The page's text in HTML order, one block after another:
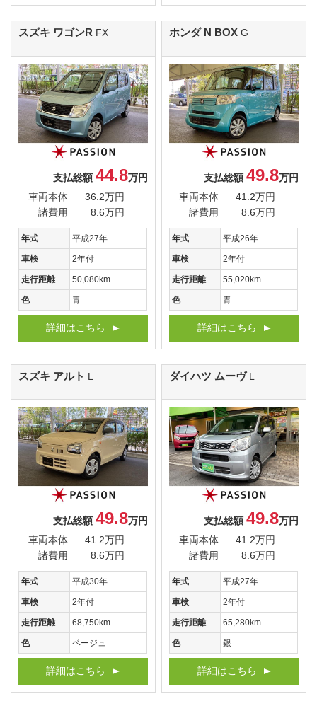
スズキ ワゴンR FX
支払総額 44.8万円
車両本体
36.2万円
諸費用
8.6万円
年式 平成27年
車検 2年付
走行距離 50,080km
色 青
詳細はこちら
ホンダ N BOXG
支払総額 49.8万円
車両本体
41.2万円
諸費用
8.6万円
年式 平成26年
車検 2年付
走行距離 55,020km
色 青
詳細はこちら
スズキ アルト L
支払総額 49.8万円
車両本体
41.2万円
諸費用
8.6万円
年式 平成30年
車検 2年付
走行距離 68,750km
色 ベージュ
詳細はこちら
ダイハツ ムーヴ L
支払総額 49.8万円
車両本体
41.2万円
諸費用
8.6万円
年式 平成27年
車検 2年付
走行距離 65,280km
色 銀
詳細はこちら